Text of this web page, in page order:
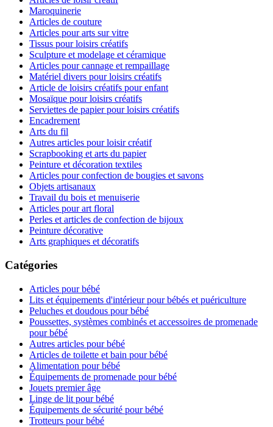
Maroquinerie
Articles de couture
Articles pour arts sur vitre
Tissus pour loisirs créatifs
Sculpture et modelage et céramique
Articles pour cannage et rempaillage
Matériel divers pour loisirs créatifs
Article de loisirs créatifs pour enfant
Mosaïque pour loisirs créatifs
Serviettes de papier pour loisirs créatifs
Encadrement
Arts du fil
Autres articles pour loisir créatif
Scrapbooking et arts du papier
Peinture et décoration textiles
Articles pour confection de bougies et savons
Objets artisanaux
Travail du bois et menuiserie
Articles pour art floral
Perles et articles de confection de bijoux
Peinture décorative
Arts graphiques et décoratifs
Catégories
Articles pour bébé
Lits et équipements d'intérieur pour bébés et puériculture
Peluches et doudous pour bébé
Poussettes, systèmes combinés et accessoires de promenade
pour bébé
Autres articles pour bébé
Articles de toilette et bain pour bébé
Alimentation pour bébé
Équipements de promenade pour bébé
Jouets premier âge
Linge de lit pour bébé
Équipements de sécurité pour bébé
Trotteurs pour bébé